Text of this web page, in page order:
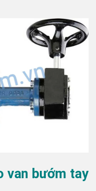
van bướm tay